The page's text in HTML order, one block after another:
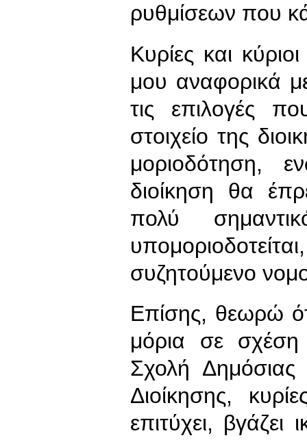
ρυθμίσεων που
Κυρίες και
μου αναφορικά
τις επιλογές
στοιχείο της
μοριοδότηση,
διοίκηση θα
πολύ
συζητούμενο
Επίσης, θεωρώ
μόρια σε
Σχολή
Διοίκησης,
επιτύχει, βγάζει